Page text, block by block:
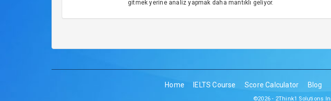
gitmek yerine analiz yapmak daha mantıklı geliyor.
Home IELTS Course Score Calculator Blog
©2026 - 2Think1 Solutions